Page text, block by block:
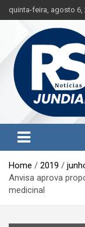
k
t
quinta-feira, agosto 6,
RS
Jundiaí e região na
Home 2019
Anvisa aprova
medicinal